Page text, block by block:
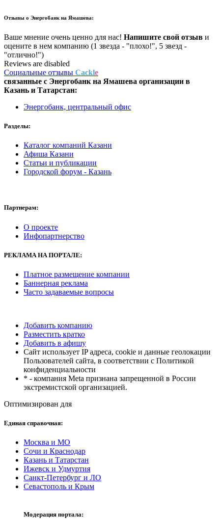
Отзывы о Энергобанк на Ямашева:
Ваше мнение очень ценно для нас! Напишите свой отзыв и
оцените в нем компанию (1 звезда - "плохо!", 5 звезд -
"отлично!")
Reviews are disabled
Социальные отзывы Cackle
связанные с Энергобанк на Ямашева организации в
Казань и Татарстан:
Энергобанк, центральный офис
Разделы:
Каталог компаний Казани
Афиша Казани
Статьи и публикации
Городской форум - Казань
Партнерам:
О проекте
Инфопартнерство
РЕКЛАМА НА ПОРТАЛЕ:
Платное размещение компании
Баннерная реклама
Часто задаваемые вопросы
Добавить компанию
Разместить кратко
Добавить в афишу
Сайт использует IP адреса, cookie и данные геолокации
Пользователей сайта, в соответствии с Политикой
конфиденциальности
* - компания Meta признана запрещенной в России
экстремистской организацией.
Оптимизирован для
Единая справочная:
Москва и МО
Сочи и Краснодар
Казань и Татарстан
Ижевск и Удмуртия
Санкт-Петербург и ЛО
Севастополь и Крым
Модерация портала: